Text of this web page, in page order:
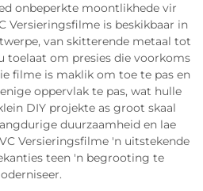
onbeperkte moontlikhede vir
Versieringsfilme is beskikbaar in
van skitterende metaal tot
toelaat om presies die voorkoms
filme is maklik om toe te pas en
oppervlak te pas, wat hulle
DIY projekte as groot skaal
duurzaamheid en lae
Versieringsfilme 'n uitstekende
teen 'n begrooting te